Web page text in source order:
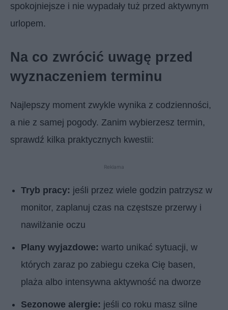
spokojniejsze i nie wypadały tuż przed aktywnym
urlopem.
Na co zwrócić uwagę przed
wyznaczeniem terminu
Najlepszy moment zwykle wynika z codzienności,
a nie z samej pogody. Zanim wybierzesz termin,
sprawdź kilka praktycznych kwestii:
Reklama
Tryb pracy: jeśli przez wiele godzin patrzysz w
monitor, zaplanuj czas na częstsze przerwy i
nawilżanie oczu
Plany wyjazdowe: warto unikać sytuacji, w
których zaraz po zabiegu czeka Cię basen,
plaża albo intensywna aktywność na dworze
Sezonowe alergie: jeśli co roku masz silne